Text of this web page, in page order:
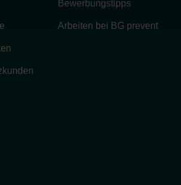
Bewerbungstipps
Arbeiten bei BG prevent